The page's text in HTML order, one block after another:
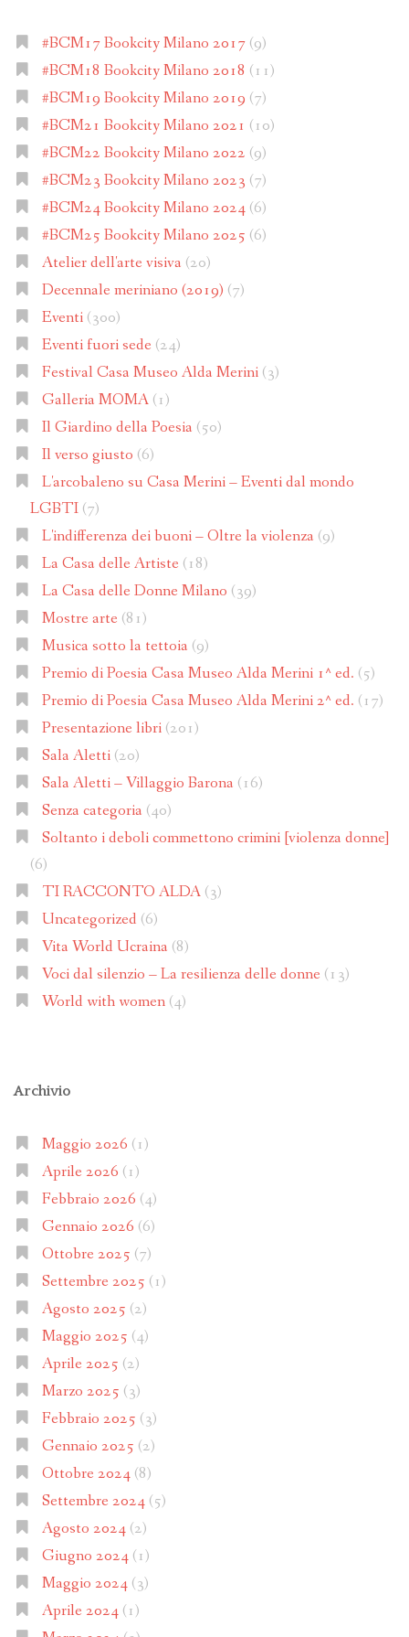
#BCM17 Bookcity Milano 2017(9)
#BCM18 Bookcity Milano 2018 (11)
#BCM19 Bookcity Milano 2019 (7)
#BCM21 Bookcity Milano 2021 (10)
#BCM22 Bookcity Milano 2022 (9)
#BCM23 Bookcity Milano 2023 (7)
#BCM24 Bookcity Milano 2024(6)
#BCM25 Bookcity Milano 2025 (6)
Atelier dell'arte visiva (20)
Decennale meriniano (2019) (7)
Eventi(300)
Eventi fuori sede (24)
Festival Casa Museo Alda Merini(3)
Galleria MOMA(1)
Il Giardino della Poesia (50)
Il verso giusto (6)
L'arcobaleno su Casa Merini – Eventi dal mondo
LGBTI(7)
L'indifferenza dei buoni – Oltre la violenza (9)
La Casa delle Artiste (18)
La Casa delle Donne Milano (39)
Mostre arte (81)
Musica sotto la tettoia (9)
Premio di Poesia Casa Museo Alda Merini 1^ ed. (5)
Premio di Poesia Casa Museo Alda Merini 2^ ed. (17)
Presentazione libri(201)
Sala Aletti(20)
Sala Aletti – Villaggio Barona (16)
Senza categoria (40)
Soltanto i deboli commettono crimini [violenza donne]
(6)
TI RACCONTO ALDA(3)
Uncategorized (6)
Vita World Ucraina (8)
Voci dal silenzio – La resilienza delle donne (13)
World with women(4)
Archivio
Maggio 2026 (1)
Aprile 2026 (1)
Febbraio 2026 (4)
Gennaio 2026 (6)
Ottobre 2025 (7)
Settembre 2025 (1)
Agosto 2025 (2)
Maggio 2025 (4)
Aprile 2025 (2)
Marzo 2025 (3)
Febbraio 2025 (3)
Gennaio 2025 (2)
Ottobre 2024(8)
Settembre 2024(5)
Agosto 2024(2)
Giugno 2024(1)
Maggio 2024(3)
Aprile 2024(1)